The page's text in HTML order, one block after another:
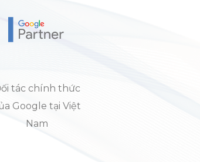
tác chính thức
Google tại Việt
Nam